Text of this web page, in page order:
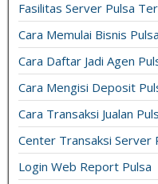
Fasilitas Server Pulsa
Cara Memulai Bisnis Pulsa
Cara Daftar Jadi Agen
Cara Mengisi Deposit
Cara Transaksi Jualan
Center Transaksi Server
Login Web Report Pulsa